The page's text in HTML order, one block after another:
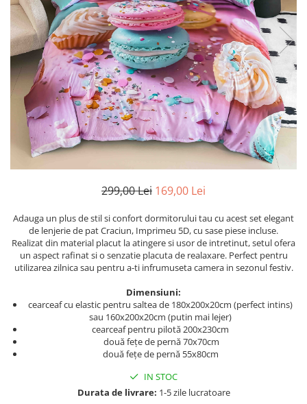
Cearceaf cu elastic
Cearceaf normal
Lenjerii De Pat Creponate
Lenjerii De Pat Bumbac Poplin 2
Persoane
Lenjerii De Pat Bumbac Poplin,
Matlasate, 2 Persoane
Lenjerii De Pat Bumbac Satinat 2
Persoane
Lenjerii De Pat Volanase
Lenjerii De Pat, Finet Premium 3D,
Lenjerii De Pat Jacquard
Lenjerii De Pat Catifea
Lenjerii De Pat Cocolino
Set Lenjerie De Pat Blana
Artificiala De Iepure, 6 Piese, 2
Set Lenjerie Pat Blanita Iepure, 6
Piese, Cu Pilota Inclusa
Lenjerii De Pat Premium Collection
Set Lenjerie De Pat, 7 Piese, Cu
Pilota / Cuvertura Inclusa
299,00 Lei 169,00 Lei
Adauga un plus de stil si confort dormitorului tau cu acest set elegant
de lenjerie de pat Craciun, Imprimeu 5D, cu sase piese incluse.
Realizat din material placut la atingere si usor de intretinut, setul ofera
un aspect rafinat si o senzatie placuta de realaxare. Perfect pentru
utilizarea zilnica sau pentru a-ti infrumuseta camera in sezonul festiv.
Dimensiuni:
cearceaf cu elastic pentru saltea de 180x200x20cm (perfect intins)
sau 160x200x20cm (putin mai lejer)
cearceaf pentru pilotă 200x230cm
două fețe de pernă 70x70cm
două fețe de pernă 55x80cm
IN STOC
Durata de livrare: 1-5 zile lucratoare